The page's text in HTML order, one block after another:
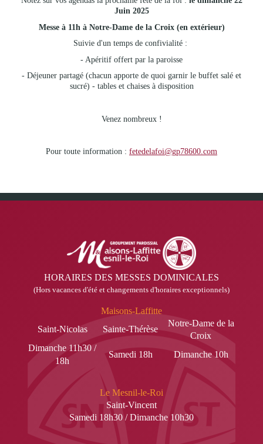
Juin 2025
Messe à 11h à Notre-Dame de la Croix (en extérieur)
Suivie d'un temps de confivialité :
- Apéritif offert par la paroisse
- Déjeuner partagé (chacun apporte de quoi garnir le buffet salé et
sucré) - tables et chaises à disposition
Venez nombreux !
Pour toute information : fetedelafoi@gp78600.com
HORAIRES DES MESSES DOMINICALES
(Hors vacances d'été et changements d'horaires exceptionnels)
Maisons-Laffitte
Saint-Nicolas
Sainte-Thérèse
Notre-Dame de la
Croix
Dimanche 11h30 /
18h
Samedi 18h Dimanche 10h
Le Mesnil-le-Roi
Saint-Vincent
Samedi 18h30 / Dimanche 10h30